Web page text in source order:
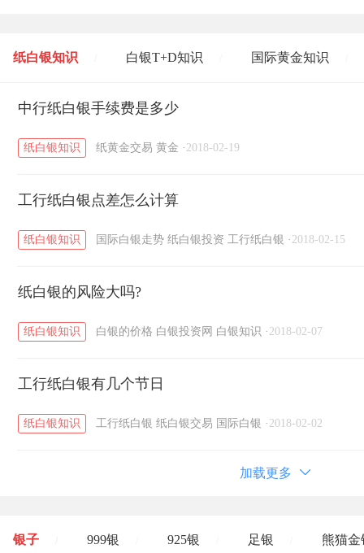
纸白银知识 白银T+D知识 国际黄金知识
黄金T+D知识 / 粤贵银知识
中行纸白银手续费是多少
纸白银知识 纸黄金交易 黄金 · 2018-02-19
工行纸白银点差怎么计算
纸白银知识 国际白银走势 纸白银投资 工行纸白银 · 2018-02-15
纸白银的风险大吗?
纸白银知识 白银的价格 白银投资网 白银知识 · 2018-02-07
工行纸白银有几个节日
纸白银知识 工行纸白银 纸白银交易 国际白银 · 2018-02-02
加载更多
银子 999银 925银 足银 熊猫金